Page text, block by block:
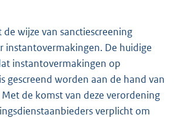
wijze van sanctiescreening
instantovermakingen. De huidige
instantovermakingen op
gescreend worden aan de hand van
de komst van deze verordening
verplicht om